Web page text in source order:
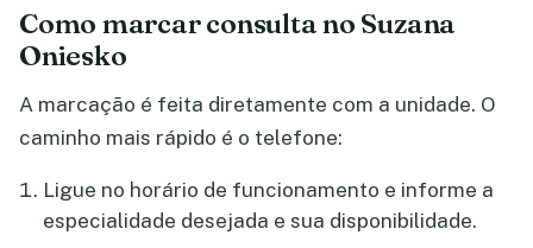
Como marcar consulta no Suzana
Oniesko
A marcação é feita diretamente com a unidade. O
caminho mais rápido é o telefone:
Ligue no horário de funcionamento e informe a
especialidade desejada e sua disponibilidade.